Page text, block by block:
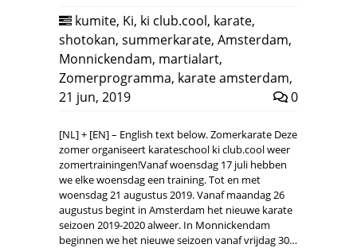
kumite, Ki, ki club.cool, karate,
shotokan, summerkarate, Amsterdam,
Monnickendam, martialart,
Zomerprogramma, karate amsterdam,
21 jun, 2019
0
[NL] + [EN] – English text below. Zomerkarate Deze
zomer organiseert karateschool ki club.cool weer
zomertrainingen!Vanaf woensdag 17 juli hebben
we elke woensdag een training. Tot en met
woensdag 21 augustus 2019. Vanaf maandag 26
augustus begint in Amsterdam het nieuwe karate
seizoen 2019-2020 alweer. In Monnickendam
beginnen we het nieuwe seizoen vanaf vrijdag 30…